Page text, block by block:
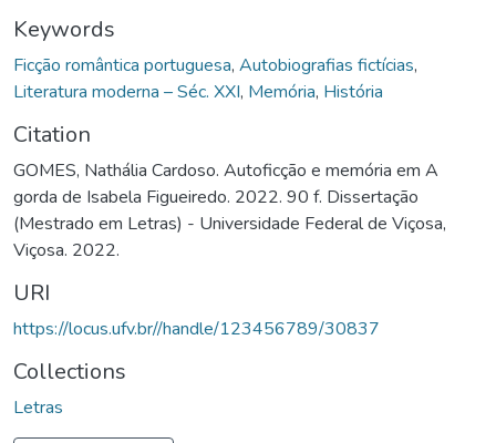
Keywords
Ficção romântica portuguesa, Autobiografias fictícias,
Literatura moderna – Séc. XXI, Memória, História
Citation
GOMES, Nathália Cardoso. Autoficção e memória em A
gorda de Isabela Figueiredo. 2022. 90 f. Dissertação
(Mestrado em Letras) - Universidade Federal de Viçosa,
Viçosa. 2022.
URI
https://locus.ufv.br//handle/123456789/30837
Collections
Letras